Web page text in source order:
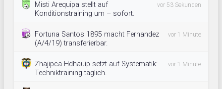
Misti Arequipa stellt auf
Konditionstraining um – sofort.
vor 53 Sekunden
Fortuna Santos 1895 macht Fernandez
(A/4/19) transferierbar.
vor 1 Minute
Zhajipca Hdhauip setzt auf Systematik:
Techniktraining täglich.
vor 1 Minute